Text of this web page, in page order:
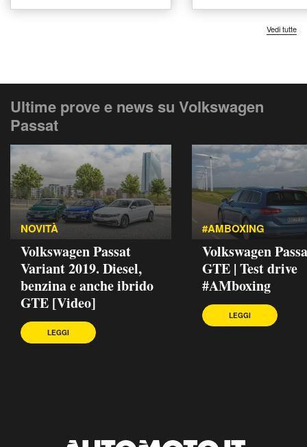
Vedi tutte
Ultime prove e news su Volkswagen
Passat
NOVITÀ
Volkswagen Passat
Variant 2019. Diesel,
benzina e anche ibrido
GTE [Video]
LEGGI
#AMBOXING
Volkswagen
GTE | Test drive
#AMboxing
LEGGI